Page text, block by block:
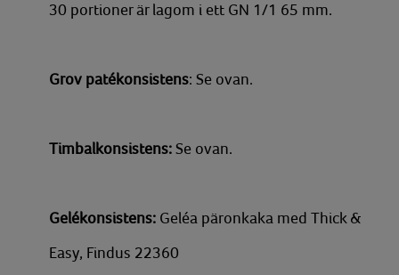
30 portioner är lagom i ett GN 1/1 65 mm.
Grov patékonsistens: Se ovan.
Timbalkonsistens: Se ovan.
Gelékonsistens: Geléa päronkaka med Thick &
Easy, Findus 22360